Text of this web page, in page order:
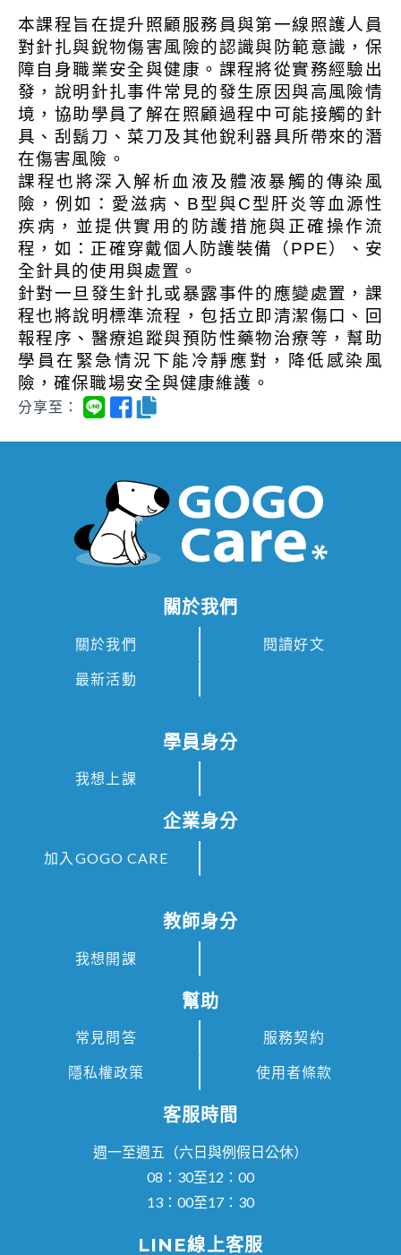
本課程旨在提升照顧服務員與第一線照護人員
對針扎與銳物傷害風險的認識與防範意識，保
障自身職業安全與健康。課程將從實務經驗出
發，說明針扎事件常見的發生原因與高風險情
境，協助學員了解在照顧過程中可能接觸的針
具、刮鬍刀、菜刀及其他銳利器具所帶來的潛
在傷害風險。
課程也將深入解析血液及體液暴觸的傳染風
險，例如：愛滋病、B型與C型肝炎等血源性
疾病，並提供實用的防護措施與正確操作流
程，如：正確穿戴個人防護裝備（PPE）、安
全針具的使用與處置。
針對一旦發生針扎或暴露事件的應變處置，課
程也將說明標準流程，包括立即清潔傷口、回
報程序、醫療追蹤與預防性藥物治療等，幫助
學員在緊急情況下能冷靜應對，降低感染風
險，確保職場安全與健康維護。
分享至：
關於我們
關於我們 閱讀好文
最新活動
學員身分
我想上課
企業身分
加入GOGO CARE
教師身分
我想開課
幫助
常見問答 服務契約
隱私權政策 使用者條款
客服時間
週一至週五（六日與例假日公休）
08：30至12：00
13：00至17：30
LINE線上客服